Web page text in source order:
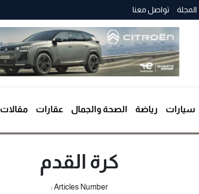
المجلة تواصل معنا
سيارات رياضة الصحة والجمال عقارات مقالات
كرة القدم
Articles Number :